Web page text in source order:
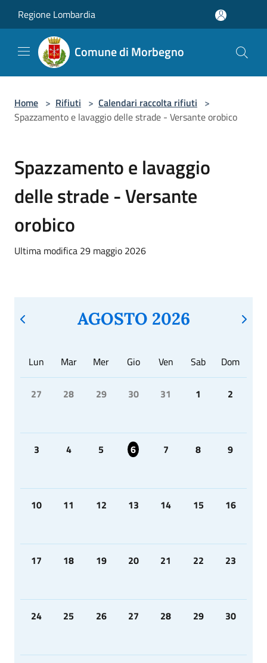
Regione Lombardia
Comune di Morbegno
Home > Rifiuti > Calendari raccolta rifiuti >
Spazzamento e lavaggio delle strade - Versante orobico
Spazzamento e lavaggio
delle strade - Versante
orobico
Ultima modifica 29 maggio 2026
AGOSTO 2026
Lun Mar Mer Gio Ven Sab Dom
27 28 29 30 31 1 2
3 4 5 6 7 8 9
10 11 12 13 14 15 16
17 18 19 20 21 22 23
24 25 26 27 28 29 30